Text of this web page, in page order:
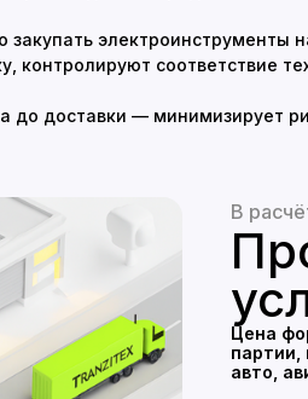
электроинструменты
контролируют соответствие
до доставки — минимизирует
В
Цена
партии,
авто,